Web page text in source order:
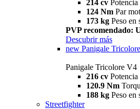
214 cv Potencia
124 Nm Par
173 kg Peso en
PVP recomendado:
Descubrir más
new Panigale
Panigale Tricolore V4
216 cv Potencia
120.9 Nm
188 kg Peso en
Streetfighter